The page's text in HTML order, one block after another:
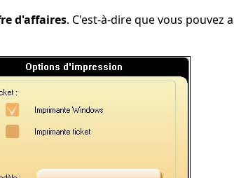
d'affaires. C'est-à-dire que vous